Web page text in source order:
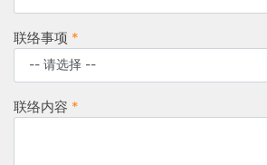
联络事项 *
联络内容 *